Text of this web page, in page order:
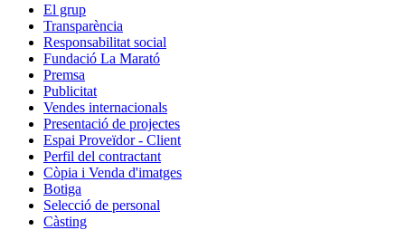
El grup
Transparència
Responsabilitat social
Fundació La Marató
Premsa
Publicitat
Vendes internacionals
Presentació de projectes
Espai Proveïdor - Client
Perfil del contractant
Còpia i Venda d'imatges
Botiga
Selecció de personal
Càsting